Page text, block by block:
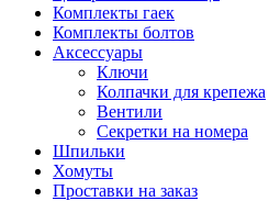
Комплекты гаек
Комплекты болтов
Аксессуары
Ключи
Колпачки для крепежа
Вентили
Секретки на номера
Шпильки
Хомуты
Проставки на заказ